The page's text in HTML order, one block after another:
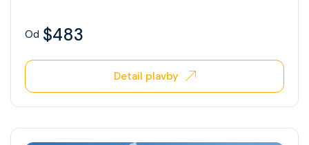
Celebrity Xploration
Od $483
Detail plavby